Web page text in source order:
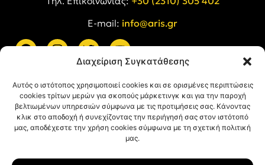
Διαχείριση Συγκατάθεσης
Αυτός ο ιστότοπος χρησιμοποιεί cookies και σε ορισμένες περιπτώσεις
cookies τρίτων μερών για σκοπούς μάρκετινγκ και για την παροχή
βελτιωμένων υπηρεσιών σύμφωνα με τις προτιμήσεις σας. Κάνοντας
κλικ στο αποδοχή ή συνεχίζοντας την περιήγησή σας στον ιστότοπό
μας, αποδέχεστε την χρήση cookies σύμφωνα με τη σχετική πολιτική
μας.
E-mail: info@aris.gr